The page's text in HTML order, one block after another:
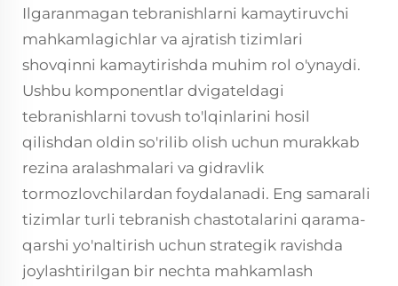
Ilgaranmagan tebranishlarni kamaytiruvchi
mahkamlagichlar va ajratish tizimlari
shovqinni kamaytirishda muhim rol o'ynaydi.
Ushbu komponentlar dvigateldagi
tebranishlarni tovush to'lqinlarini hosil
qilishdan oldin so'rilib olish uchun murakkab
rezina aralashmalari va gidravlik
tormozlovchilardan foydalanadi. Eng samarali
tizimlar turli tebranish chastotalarini qarama-
qarshi yo'naltirish uchun strategik ravishda
joylashtirilgan bir nechta mahkamlash